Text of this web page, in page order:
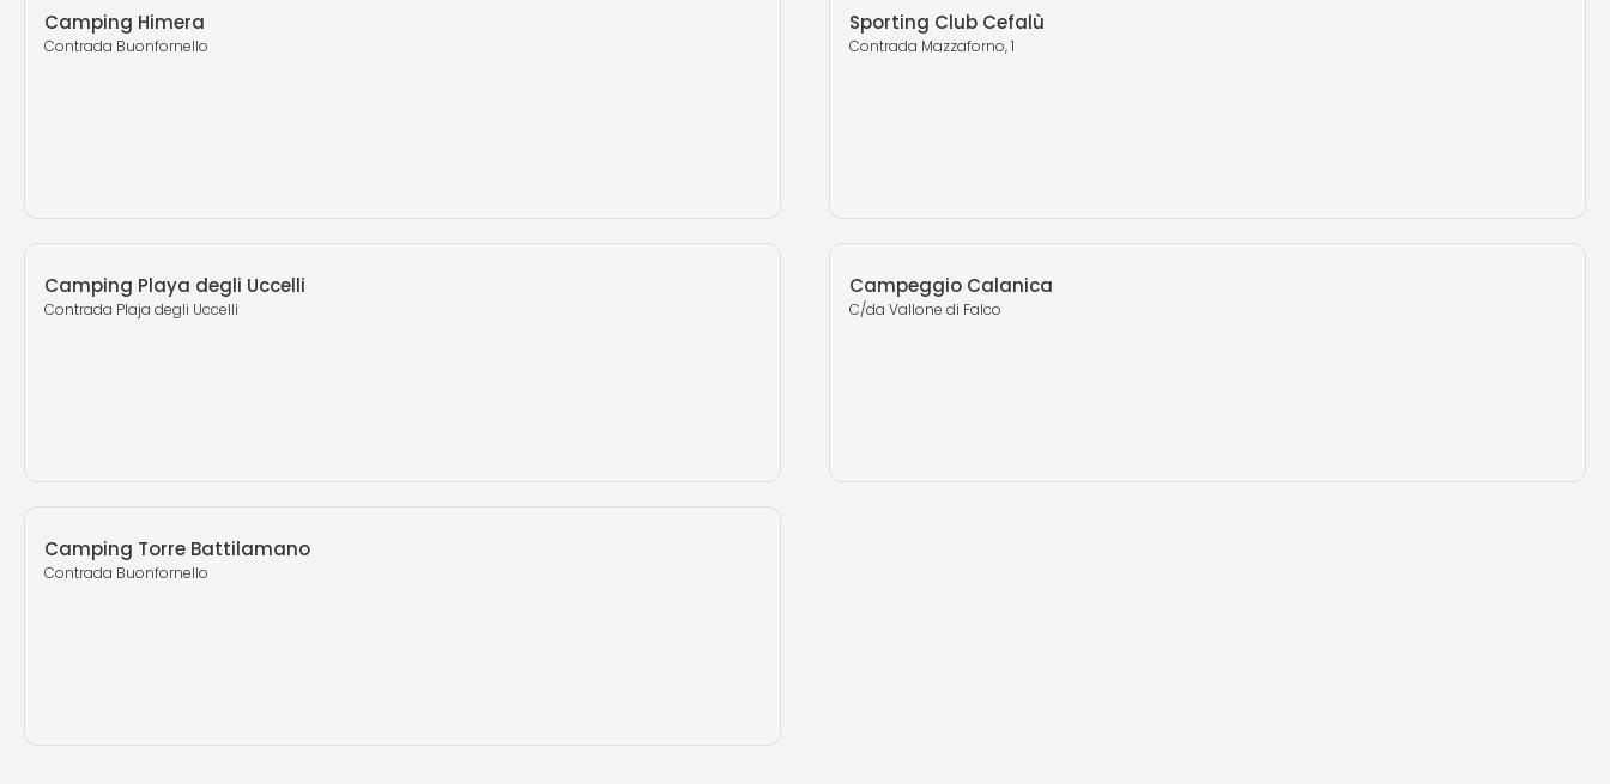
Camping Himera
Contrada Buonfornello
Sporting Club Cefalù
Contrada Mazzaforno, 1
Camping Playa degli Uccelli
Contrada Plaja degli Uccelli
Campeggio Calanica
C/da Vallone di Falco
Camping Torre Battilamano
Contrada Buonfornello